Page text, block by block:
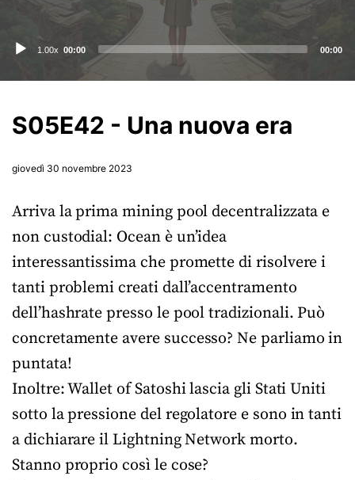
Audio
1.00x 00:00 00:00
S05E42 - Una nuova era
giovedì 30 novembre 2023
Arriva la prima mining pool decentralizzata e
non custodial: Ocean è un’idea
interessantissima che promette di risolvere i
tanti problemi creati dall’accentramento
dell’hashrate presso le pool tradizionali. Può
concretamente avere successo? Ne parliamo in
puntata!
Inoltre: Wallet of Satoshi lascia gli Stati Uniti
sotto la pressione del regolatore e sono in tanti
a dichiarare il Lightning Network morto.
Stanno proprio così le cose?